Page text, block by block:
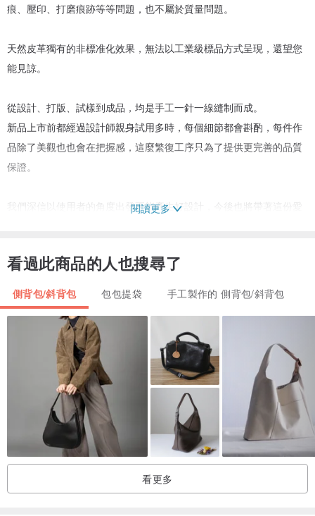
痕、壓印、打磨痕跡等等問題，也不屬於質量問題。
天然皮革獨有的非標准化效果，無法以工業級標品方式呈現，還望您
能見諒。
從設計、打版、試樣到成品，均是手工一針一線縫制而成。
新品上市前都經過設計師親身試用多時，每個細節都會斟酌，每件作
品除了美觀也也會在把握感，這麼繁復工序只為了提供更完善的品質
保證。
我們深信以使用者的角度出發更能產生好設計，今後也將帶著這份愛
閱讀更多
看過此商品的人也搜尋了
側背包/斜背包 包包提袋 手工製作的 側背包/斜背包
看更多